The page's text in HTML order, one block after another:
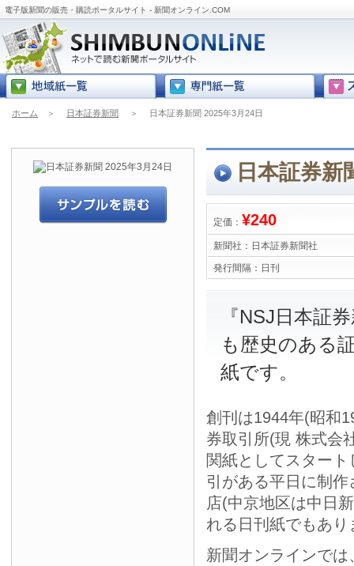
電子版新聞の販売・購読ポータルサイト - 新聞オンライン.COM
ホーム ＞ 日本証券新聞 ＞ 日本証券新聞 2025年3月24日
日本証券新
定価： ¥240
新聞社： 日本証券新聞社
発行間隔： 日刊
『NSJ日本証
も歴史のある
紙です。
創刊は1944年(昭和
券取引所(現 株式会
関紙としてスター
引がある平日に制
店(中京地区は中日
れる日刊紙でもあり
新聞オンラインで